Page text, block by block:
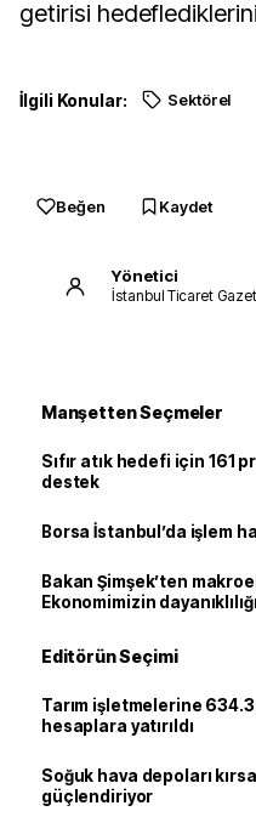
getirisi
İlgili Konular: Sektörel
Beğen Kaydet
Yönetici
İstanbul Ticaret
Manşetten Seçmeler
Sıfır atık hedefi için 161
destek
Borsa İstanbul’da işlem
Bakan Şimşek’ten
Ekonomimizin
Editörün Seçimi
Tarım işletmelerine
hesaplara yatırıldı
Soğuk hava depoları
güçlendiriyor